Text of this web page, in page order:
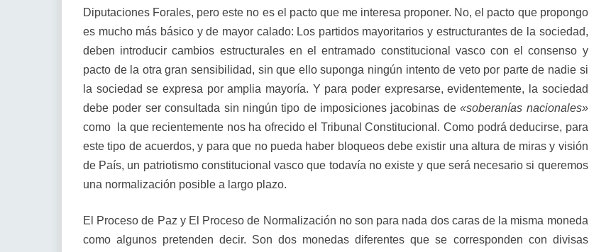
Diputaciones Forales, pero este no es el pacto que me interesa proponer. No, el pacto que propongo
es mucho más básico y de mayor calado: Los partidos mayoritarios y estructurantes de la sociedad,
deben introducir cambios estructurales en el entramado constitucional vasco con el consenso y
pacto de la otra gran sensibilidad, sin que ello suponga ningún intento de veto por parte de nadie si
la sociedad se expresa por amplia mayoría. Y para poder expresarse, evidentemente, la sociedad
debe poder ser consultada sin ningún tipo de imposiciones jacobinas de«soberanías nacionales»
como la que recientemente nos ha ofrecido el Tribunal Constitucional. Como podrá deducirse, para
este tipo de acuerdos, y para que no pueda haber bloqueos debe existir una altura de miras y visión
de País, un patriotismo constitucional vasco que todavía no existe y que será necesario si queremos
una normalización posible a largo plazo.
El Proceso de Paz y El Proceso de Normalización no son para nada dos caras de la misma moneda
como algunos pretenden decir. Son dos monedas diferentes que se corresponden con divisas